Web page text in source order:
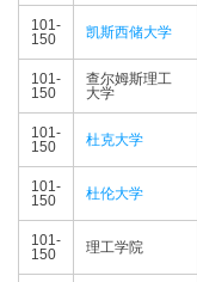
101-
150
凯斯西储大学
101-
150
查尔姆斯理工
大学
101-
150
杜克大学
101-
150
杜伦大学
101-
150
理工学院